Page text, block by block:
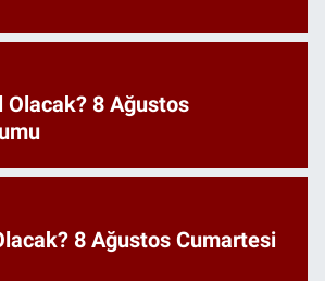
Olacak? 8 Ağustos
8 Ağustos Cumartesi